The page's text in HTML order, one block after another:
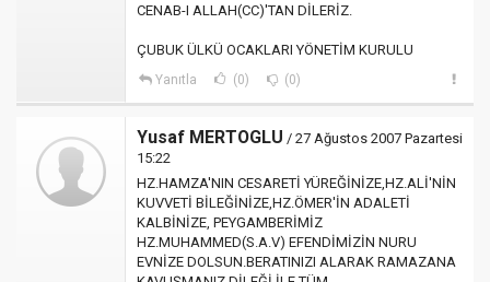
CENAB-I ALLAH(CC)'TAN DİLERİZ.
ÇUBUK ÜLKÜ OCAKLARI YÖNETİM KURULU
Yanıtla (0) (0)
Yusaf MERTOGLU / 27 Ağustos 2007 Pazartesi
15:22
HZ.HAMZA'NIN CESARETİ YÜREĞİNİZE,HZ.ALİ'NİN
KUVVETİ BİLEĞİNİZE,HZ.ÖMER'İN ADALETİ
KALBİNİZE, PEYGAMBERİMİZ
HZ.MUHAMMED(S.A.V) EFENDİMİZİN NURU
EVNİZE DOLSUN.BERATINIZI ALARAK RAMAZANA